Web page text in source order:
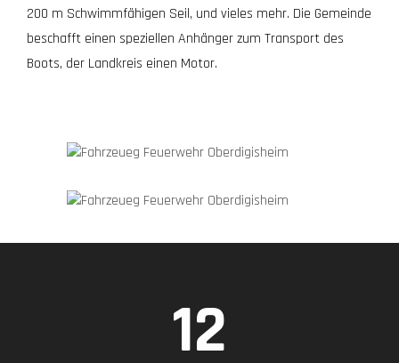
200 m Schwimmfähigen Seil, und vieles mehr. Die Gemeinde
beschafft einen speziellen Anhänger zum Transport des
Boots, der Landkreis einen Motor.
15